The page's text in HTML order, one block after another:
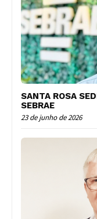
SANTA ROSA
SEBRAE
23 de junho de 2026